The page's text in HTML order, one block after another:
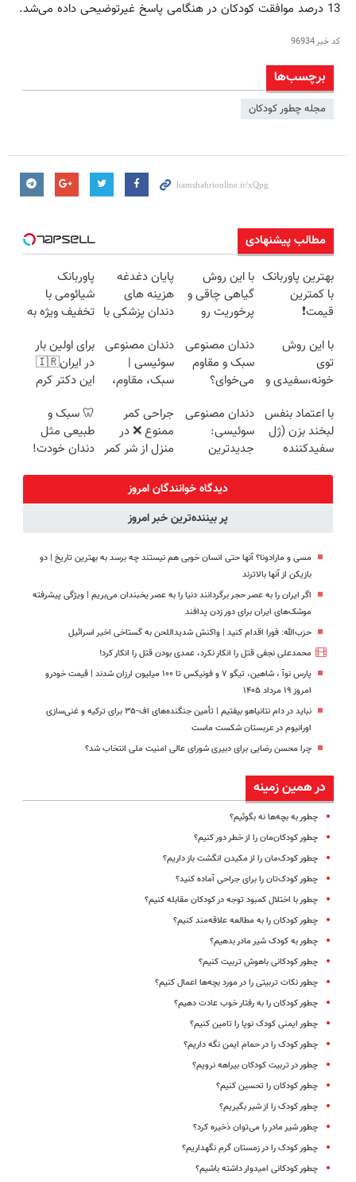
13 درصد موافقت کودکان در هنگامی پاسخ غیرتوضیحی داده می‌شد.
کد خبر96934
برچسب‌ها
مجله چطور کودکان
مطالب پیشنهادی
بهترین پاوربانک
با کمترین
قیمت❗
با این روش
گیاهی چاقی و
پرخوریت رو
پایان دغدغه
هزینه های
دندان پزشکی با
کننده خانگی
پاوربانک
شیائومی با
تخفیف ویژه به
با این روش
توی
خونه،سفیدی و
برگردون
(40%off)
دندان مصنوعی
سبک و مقاوم
می‌خوای؟
اقساطی هم
داریم!😍 | 📍
تهران
دندان مصنوعی
سوئیسی |
سبک، مقاوم،
رایگان+پرداخت
اقساطی😍
برای اولین بار
در ایران🇮🇷
این دکتر کرم
روزه ساخت!
با اعتماد بنفس
لبخند بزن (ژل
سفیدکننده
دندان مصنوعی
سوئیسی:
جدیدترین
سبک و مقاوم |
پرداخت قسطی
جراحی کمر
ممنوع ❌ در
منزل از شر کمر
شوید◂پرسش‌نامه
🦷 سبک و
طبیعی مثل
دندان خودت!
اقساطی 💳 📍
دیدگاه خوانندگان امروز
پر بیننده‌ترین خبر امروز
مسی و مارادونا؟ آنها حتی انسان خوبی هم نیستند چه برسد به بهترین تاریخ | دو
بازیکن از آنها بالاترند
اگر ایران را به عصر حجر برگردانند دنیا را به عصر یخبندان می‌بریم | ویژگی پیشرفته
موشک‌های ایران برای دور زدن پدافند
حزب‌الله: فورا اقدام کنید | واکنش شدیداللحن به گستاخی اخیر اسرائیل
محمدعلی نجفی قتل را انکار نکرد، عمدی بودن قتل را انکار کرد!
پارس نوآ ، شاهین، تیگو ۷ و فونیکس تا ۱۰۰ میلیون ارزان شدند | قیمت خودرو
امروز ۱۹ مرداد ۱۴۰۵
نباید در دام نتانیاهو بیفتیم | تأمین جنگنده‌های اف-۳۵ برای ترکیه و غنی‌سازی
اورانیوم در عربستان شکست ماست
چرا محسن رضایی برای دبیری شورای عالی امنیت ملی انتخاب شد؟
در همین زمینه
چطور به بچه‌ها نه بگوئیم؟
چطور کودکان‌مان را از خطر دور کنیم؟
چطور کودک‌مان را از مکیدن انگشت باز داریم؟
چطور کودک‌تان را برای جراحی آماده کنید؟
چطور با اختلال کمبود توجه در کودکان مقابله کنیم؟
چطور کودکان را به مطالعه علاقه‌مند کنیم؟
چطور به کودک شیر مادر بدهیم؟
چطور کودکانی باهوش تربیت کنیم؟
چطور نکات تربیتی را در مورد بچه‌ها اعمال کنیم؟
چطور کودکان را به رفتار خوب عادت دهیم؟
چطور ایمنی کودک نوپا را تامین کنیم؟
چطور کودک را در حمام ایمن نگه داریم؟
چطور در تربیت کودکان بیراهه نرویم؟
چطور کودکان را تحسین کنیم؟
چطور کودک را از شیر بگیریم؟
چطور شیر مادر را می‌توان ذخیره کرد؟
چطور کودک را در زمستان گرم نگهداریم؟
چطور کودکانی امیدوار داشته باشیم؟